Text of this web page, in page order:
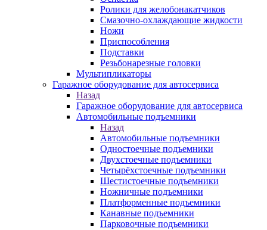
Ролики для желобонакатчиков
Смазочно-охлаждающие жидкости
Ножи
Приспособления
Подставки
Резьбонарезные головки
Мультипликаторы
Гаражное оборудование для автосервиса
Назад
Гаражное оборудование для автосервиса
Автомобильные подъемники
Назад
Автомобильные подъемники
Одностоечные подъемники
Двухстоечные подъемники
Четырёхстоечные подъемники
Шестистоечные подъемники
Ножничные подъемники
Платформенные подъемники
Канавные подъемники
Парковочные подъемники